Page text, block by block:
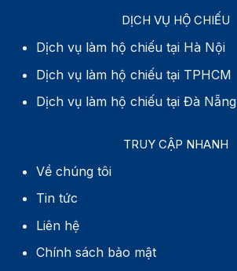
DỊCH VỤ HỘ CHIẾU
Dịch vụ làm hộ chiếu tại Hà Nội
Dịch vụ làm hộ chiếu tại TPHCM
Dịch vụ làm hộ chiếu tại Đà Nẵng
TRUY CẬP NHANH
Về chúng tôi
Tin tức
Liên hệ
Chính sách bảo mật